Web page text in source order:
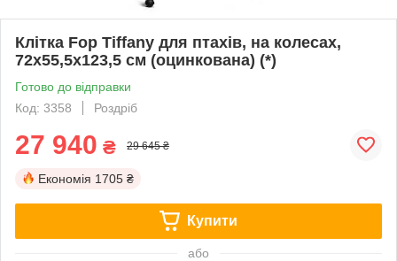
Клітка Fop Tiffany для птахів, на колесах,
72х55,5х123,5 см (оцинкована) (*)
Готово до відправки
Код: 3358
Роздріб
27 940 ₴ 29 645 ₴
Економія 1705 ₴
Купити
або